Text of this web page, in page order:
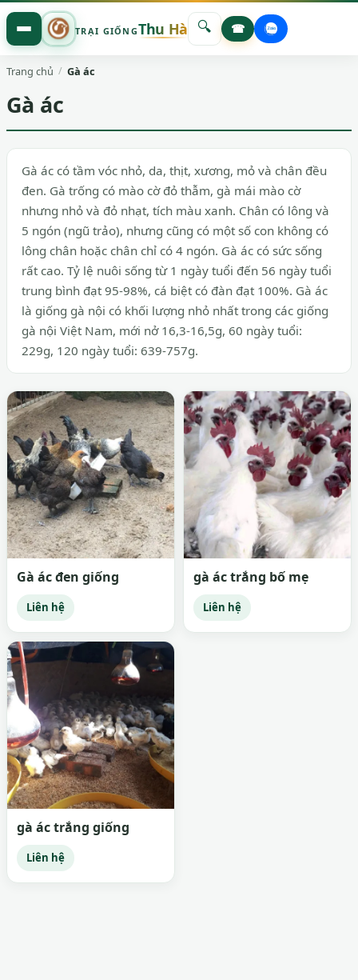
TRẠI GIỐNGThu Hà 🔍 ☎
Trang chủ Gà ác
Gà ác
Gà ác có tầm vóc nhỏ, da, thịt, xương, mỏ và chân đều
đen. Gà trống có mào cờ đỏ thẫm, gà mái mào cờ
nhưng nhỏ và đỏ nhạt, tích màu xanh. Chân có lông và
5 ngón (ngũ trảo), nhưng cũng có một số con không có
lông chân hoặc chân chỉ có 4 ngón. Gà ác có sức sống
rất cao. Tỷ lệ nuôi sống từ 1 ngày tuổi đến 56 ngày tuổi
trung bình đạt 95-98%, cá biệt có đàn đạt 100%. Gà ác
là giống gà nội có khối lượng nhỏ nhất trong các giống
gà nội Việt Nam, mới nở 16,3-16,5g, 60 ngày tuổi:
229g, 120 ngày tuổi: 639-757g.
Gà ác đen giống
Liên hệ
gà ác trắng bố mẹ
Liên hệ
gà ác trắng giống
Liên hệ